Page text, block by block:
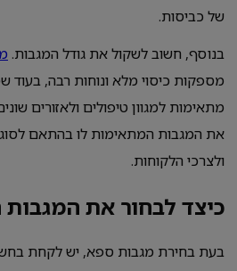
של כביסות.
בנוסף, חשוב לשקול את גודל המגבות.
מספקות כיסוי מלא ונוחות רבה, בעוד
מתאימות למגוון טיפולים ולאזורים
את המגבות המתאימות לו בהתאם לסוג
ולצרכי הלקוחות.
כיצד לבחור את
בעת בחירת מגבות ספא, יש לקחת